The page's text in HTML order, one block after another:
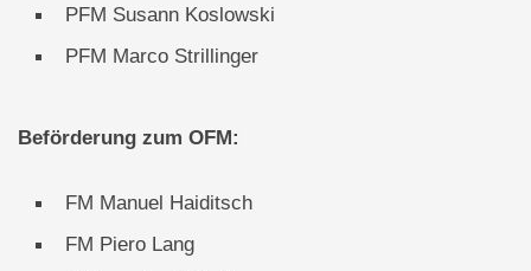
PFM Susann Koslowski
PFM Marco Strillinger
Beförderung zum OFM:
FM Manuel Haiditsch
FM Piero Lang